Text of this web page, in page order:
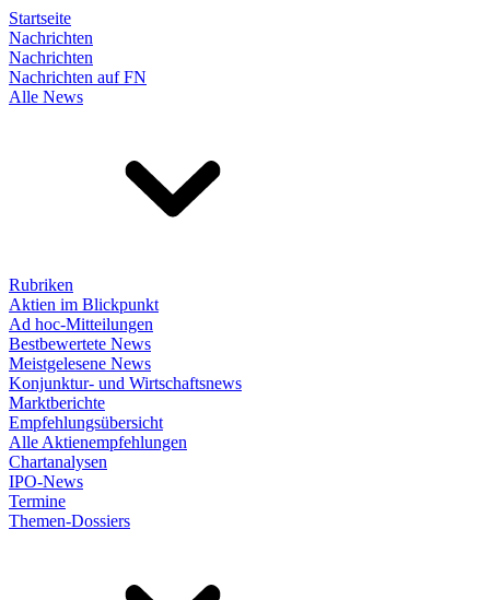
Startseite
Nachrichten
Nachrichten
Nachrichten auf FN
Alle News
Rubriken
Aktien im Blickpunkt
Ad hoc-Mitteilungen
Bestbewertete News
Meistgelesene News
Konjunktur- und Wirtschaftsnews
Marktberichte
Empfehlungsübersicht
Alle Aktienempfehlungen
Chartanalysen
IPO-News
Termine
Themen-Dossiers